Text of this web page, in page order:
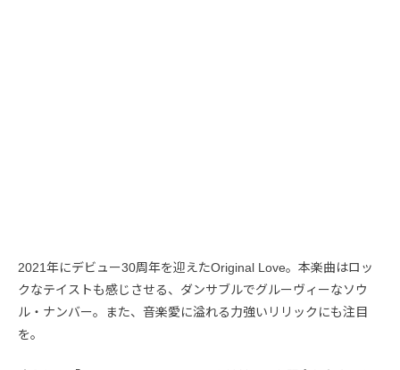
2021年にデビュー30周年を迎えたOriginal Love。本楽曲はロッ
クなテイストも感じさせる、ダンサブルでグルーヴィーなソウ
ル・ナンバー。また、音楽愛に溢れる力強いリリックにも注目
を。